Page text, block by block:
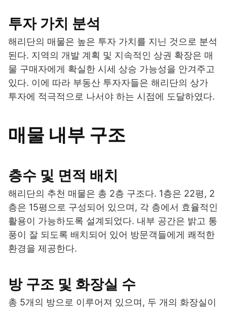
투자 가치 분석
해리단의 매물은 높은 투자 가치를 지닌 것으로 분석
된다. 지역의 개발 계획 및 지속적인 상권 확장은 매
물 구매자에게 확실한 시세 상승 가능성을 안겨주고
있다. 이에 따라 부동산 투자자들은 해리단의 상가
투자에 적극적으로 나서야 하는 시점에 도달하였다.
매물 내부 구조
층수 및 면적 배치
해리단의 추천 매물은 총 2층 구조다. 1층은 22평, 2
층은 15평으로 구성되어 있으며, 각 층에서 효율적인
활용이 가능하도록 설계되었다. 내부 공간은 밝고 통
풍이 잘 되도록 배치되어 있어 방문객들에게 쾌적한
환경을 제공한다.
방 구조 및 화장실 수
총 5개의 방으로 이루어져 있으며, 두 개의 화장실이